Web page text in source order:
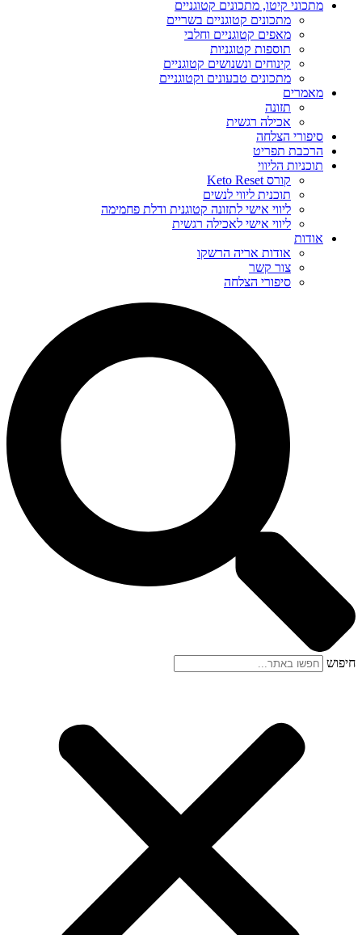
מתכוני קיטו, מתכונים קטוגניים
מתכונים קטוגניים בשריים
מאפים קטוגניים וחלבי
תוספות קטוגניות
קינוחים ונשנושים קטוגניים
מתכונים טבעונים וקטוגניים
מאמרים
תזונה
אכילה רגשית
סיפורי הצלחה
הרכבת תפריט
תוכניות הליווי
קורס Keto Reset
תוכנית ליווי לנשים
ליווי אישי לתזונה קטוגנית ודלת פחמימה
ליווי אישי לאכילה רגשית
אודות
אודות אריה הרשקו
צור קשר
סיפורי הצלחה
חיפוש